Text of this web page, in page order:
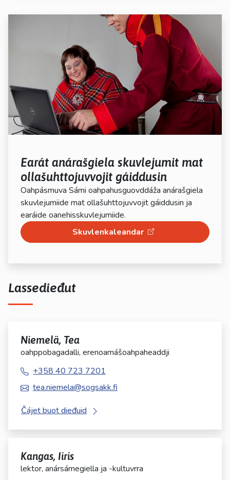
Earát anárašgiela skuvlejumit mat
ollašuhttojuvvojit gáiddusin
Oahpásmuva Sámi oahpahusguovddáža anárašgiela
skuvlejumiide mat ollašuhttojuvvojit gáiddusin ja
earáide oanehisskuvlejumiide.
Skuvlenkaleandar
Lassedieđut
Niemelä, Tea
oahppobagadalli, erenoamášoahpaheaddji
+358 40 723 7201
tea.niemela@sogsakk.fi
Čájet buot dieđuid
Kangas, Iiris
lektor, anársámegiella ja -kultuvrra